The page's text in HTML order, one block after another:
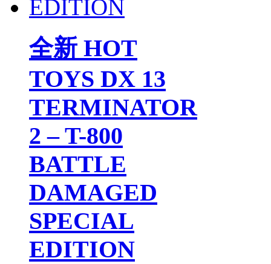
全新 HOT
TOYS DX 13
TERMINATOR
2 – T-800
BATTLE
DAMAGED
SPECIAL
EDITION